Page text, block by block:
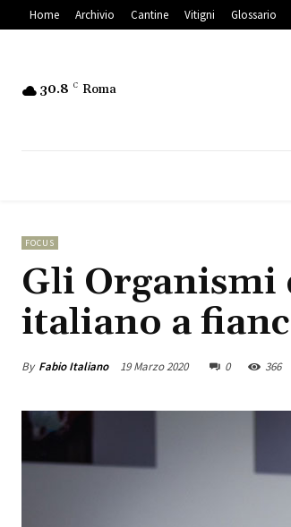
Home Archivio Cantine Vitigni Glossario
30.8 C Roma
FOCUS
Gli Organismi
italiano a
By Fabio Italiano 19 Marzo 2020 0 366